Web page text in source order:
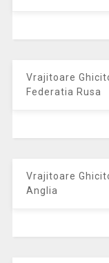
Vrajitoare
Federatia Rusa
Vrajitoare
Anglia